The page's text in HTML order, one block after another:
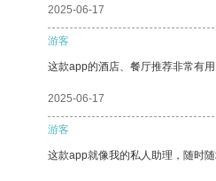
2025-06-17
游客
这款app的酒店、餐厅推荐非常有
2025-06-17
游客
这款app就像我的私人助理，随时随